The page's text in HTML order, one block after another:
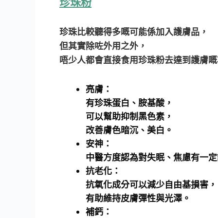
珍珠比較聽得多嘅可能係加入護膚品，
但其實除咗外用之外，
唔少人都會直接食用珍珠粉去達到護膚嘅
亮膚：
有珍珠蛋白、胺基酸，
可以幫助抑制黑色素，
改善膚色暗沉、美白。
安神：
中醫方度認為對失眠、焦慮有一
抗老化：
抗氧化成分可以減少自由基損害，
有助維持皮膚彈性與光澤。
補鈣：